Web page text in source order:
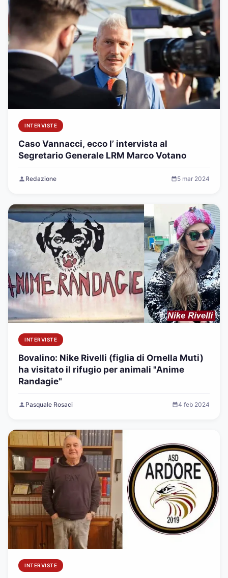
INTERVISTE
Caso Vannacci, ecco l’ intervista al
Segretario Generale LRM Marco Votano
Redazione 5 mar 2024
INTERVISTE
Bovalino: Nike Rivelli (figlia di Ornella Muti)
ha visitato il rifugio per animali "Anime
Randagie"
Pasquale Rosaci 4 feb 2024
INTERVISTE